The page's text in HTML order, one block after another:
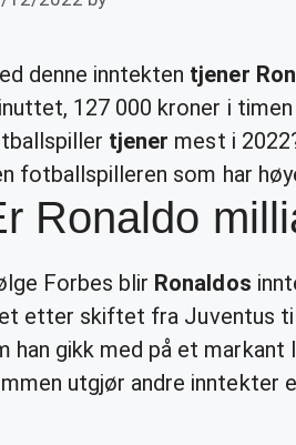
denne inntekten tjener
127 000 kroner i
tjener mest i
fotballspilleren som har
Ronaldo
Forbes blir Ronaldos
etter skiftet fra Juventus
han gikk med på et
utgjør andre inntekter